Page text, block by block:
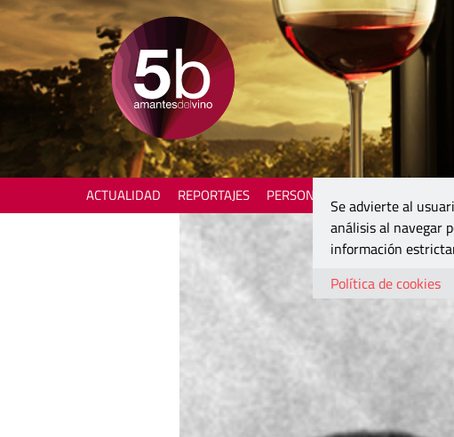
ACTUALIDAD REPORTAJES PERSONAJES
Se advierte al
análisis al navegar
información
Política de cookies